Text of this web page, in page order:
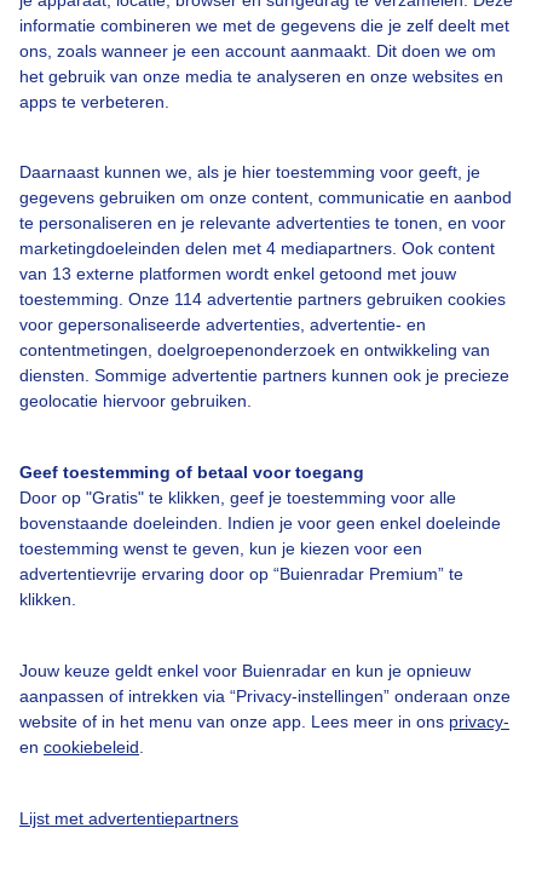
informatie combineren we met de gegevens die je zelf deelt met
ons, zoals wanneer je een account aanmaakt. Dit doen we om
het gebruik van onze media te analyseren en onze websites en
apps te verbeteren.
Daarnaast kunnen we, als je hier toestemming voor geeft, je
gegevens gebruiken om onze content, communicatie en aanbod
te personaliseren en je relevante advertenties te tonen, en voor
marketingdoeleinden delen met 4 mediapartners. Ook content
van 13 externe platformen wordt enkel getoond met jouw
toestemming. Onze 114 advertentie partners gebruiken cookies
voor gepersonaliseerde advertenties, advertentie- en
contentmetingen, doelgroepenonderzoek en ontwikkeling van
diensten. Sommige advertentie partners kunnen ook je precieze
geolocatie hiervoor gebruiken.
Geef toestemming of betaal voor toegang
Door op "Gratis" te klikken, geef je toestemming voor alle
bovenstaande doeleinden. Indien je voor geen enkel doeleinde
toestemming wenst te geven, kun je kiezen voor een
advertentievrije ervaring door op “Buienradar Premium” te
klikken.
Jouw keuze geldt enkel voor Buienradar en kun je opnieuw
aanpassen of intrekken via “Privacy-instellingen” onderaan onze
website of in het menu van onze app. Lees meer in ons privacy-
en cookiebeleid
Lijst met advertentiepartners
Over Buienradar
Bedrijfsgegevens
Contact
Gebruikersvoorwaarden
Privacy beleid
Cookie beleid
Gratis weerdata